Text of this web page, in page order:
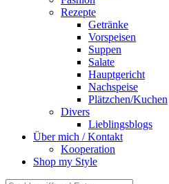
Rezepte
Getränke
Vorspeisen
Suppen
Salate
Hauptgericht
Nachspeise
Plätzchen/Kuchen
Divers
Lieblingsblogs
Über mich / Kontakt
Kooperation
Shop my Style